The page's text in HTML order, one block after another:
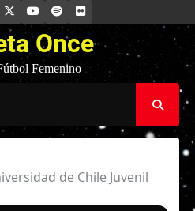
YOUTUBE
SPOTIFYFLICKR
Once
Femenino
de Chile Juvenil